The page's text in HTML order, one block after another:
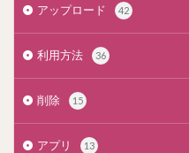
アップロード 42
利用方法 36
削除 15
アプリ 13